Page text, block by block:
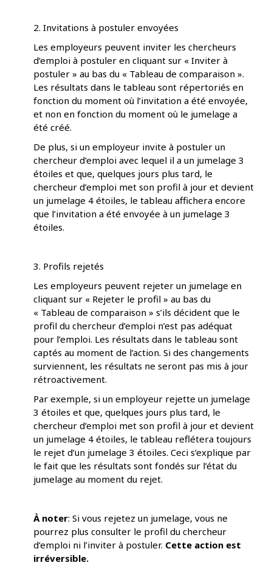
2. Invitations à postuler envoyées
Les employeurs peuvent inviter les chercheurs
d’emploi à postuler en cliquant sur « Inviter à
postuler » au bas du « Tableau de comparaison ».
Les résultats dans le tableau sont répertoriés en
fonction du moment où l’invitation a été envoyée,
et non en fonction du moment où le jumelage a
été créé.
De plus, si un employeur invite à postuler un
chercheur d’emploi avec lequel il a un jumelage 3
étoiles et que, quelques jours plus tard, le
chercheur d’emploi met son profil à jour et devient
un jumelage 4 étoiles, le tableau affichera encore
que l’invitation a été envoyée à un jumelage 3
étoiles.
3. Profils rejetés
Les employeurs peuvent rejeter un jumelage en
cliquant sur « Rejeter le profil » au bas du
« Tableau de comparaison » s’ils décident que le
profil du chercheur d’emploi n’est pas adéquat
pour l’emploi. Les résultats dans le tableau sont
captés au moment de l’action. Si des changements
surviennent, les résultats ne seront pas mis à jour
rétroactivement.
Par exemple, si un employeur rejette un jumelage
3 étoiles et que, quelques jours plus tard, le
chercheur d’emploi met son profil à jour et devient
un jumelage 4 étoiles, le tableau reflétera toujours
le rejet d’un jumelage 3 étoiles. Ceci s’explique par
le fait que les résultats sont fondés sur l’état du
jumelage au moment du rejet.
À noter: Si vous rejetez un jumelage, vous ne
pourrez plus consulter le profil du chercheur
d’emploi ni l’inviter à postuler. Cette action est
irréversible.